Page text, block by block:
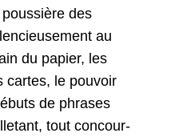
des
au
du papi­er, les
cartes, le pou­voir
de phras­es
tout con­cour­